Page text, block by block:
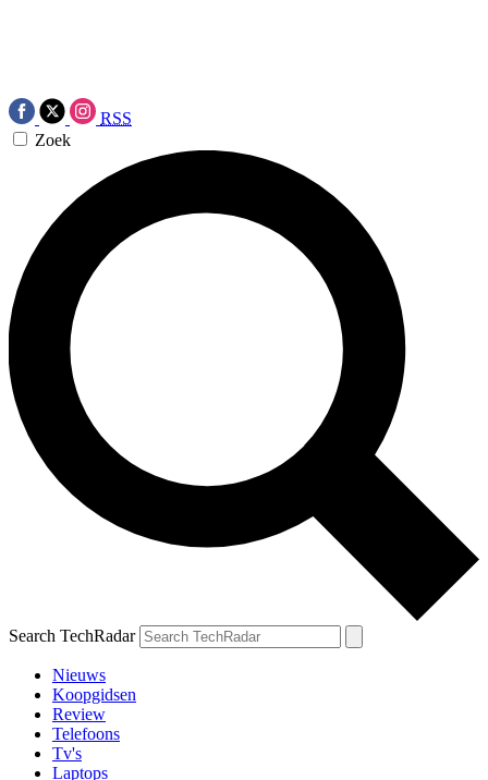
RSS
Zoek
Search TechRadar
Nieuws
Koopgidsen
Review
Telefoons
Tv's
Laptops